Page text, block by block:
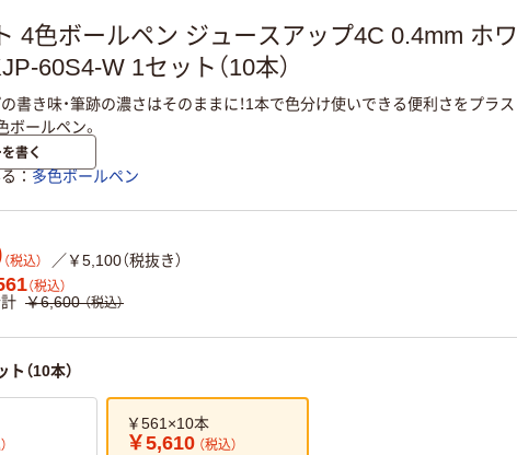
4色ボールペン ジュースアップ4C 0.4mm ホワ
60S4-W 1セット（10本）
書き味・筆跡の濃さはそのままに！1本で色分け使いできる便利さをプラス
ボールペン。
書く
多色ボールペン
（税込）
／￥5,100（税抜き）
（税込）
￥6,600 （税込）
（10本）
￥561×10本
￥5,610 （税込）